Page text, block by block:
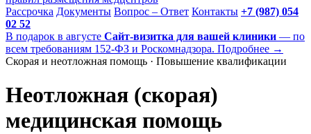
Рассрочка Документы Вопрос – Ответ Контакты +7 (987) 054
02 52
В подарок в августе Сайт-визитка для вашей клиники — по
всем требованиям 152-ФЗ и Роскомнадзора. Подробнее →
Скорая и неотложная помощь · Повышение квалификации
Неотложная (скорая)
медицинская помощь